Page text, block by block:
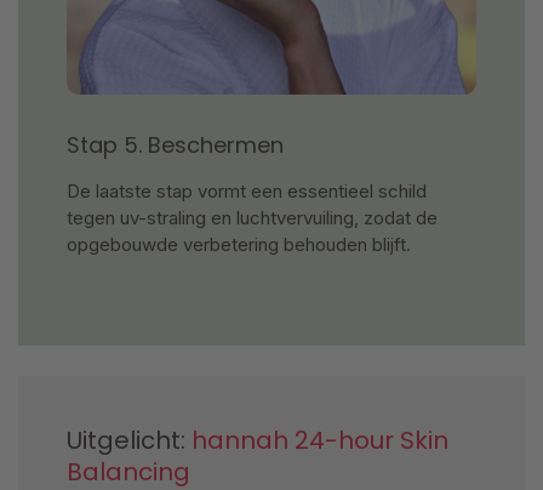
Stap 5. Beschermen
De laatste stap vormt een essentieel schild
tegen uv-straling en luchtvervuiling, zodat de
opgebouwde verbetering behouden blijft.
Uitgelicht: hannah 24-hour Skin
Balancing